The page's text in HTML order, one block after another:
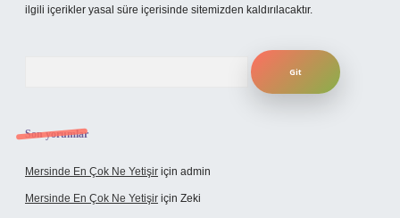
ilgili içerikler yasal süre içerisinde sitemizden kaldırılacaktır.
Son yorumlar
Mersinde En Çok Ne Yetişir için admin
Mersinde En Çok Ne Yetişir için Zeki